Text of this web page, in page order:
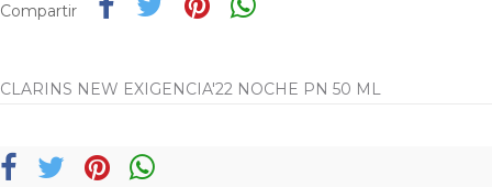
Compartir
CLARINS NEW EXIGENCIA'22 NOCHE PN 50 ML